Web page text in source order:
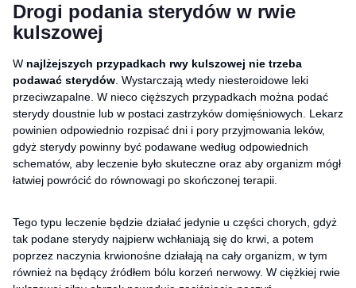
Drogi podania sterydów w rwie
kulszowej
W najlżejszych przypadkach rwy kulszowej nie trzeba
podawać sterydów . Wystarczają wtedy niesteroidowe leki
przeciwzapalne. W nieco cięższych przypadkach można podać
sterydy doustnie lub w postaci zastrzyków domięśniowych. Lekarz
powinien odpowiednio rozpisać dni i pory przyjmowania leków,
gdyż sterydy powinny być podawane według odpowiednich
schematów, aby leczenie było skuteczne oraz aby organizm mógł
łatwiej powrócić do równowagi po skończonej terapii.
Tego typu leczenie będzie działać jedynie u części chorych, gdyż
tak podane sterydy najpierw wchłaniają się do krwi, a potem
poprzez naczynia krwionośne działają na cały organizm, w tym
również na będący źródłem bólu korzeń nerwowy. W ciężkiej rwie